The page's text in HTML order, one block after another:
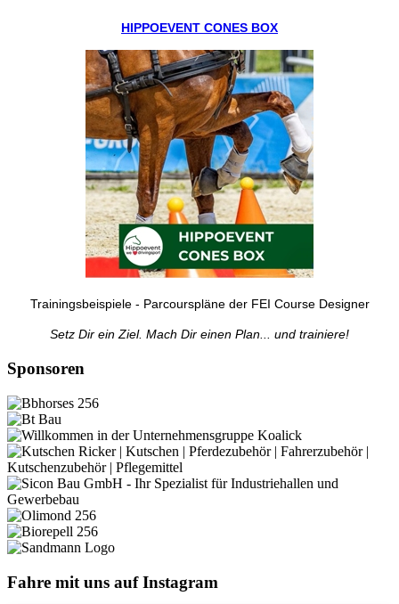
HIPPOEVENT CONES BOX
Trainingsbeispiele - Parcourspläne der FEI Course Designer
Setz Dir ein Ziel. Mach Dir einen Plan... und trainiere!
Sponsoren
Fahre mit uns auf Instagram